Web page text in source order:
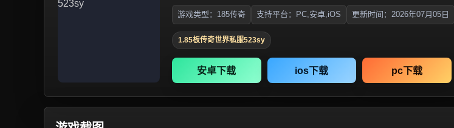
游戏类型：185传奇 支持平台：PC,安卓,iOS 更新时间：2026年07月05日
1.85板传奇世界私服523sy
安卓下载 ios下载 pc下载